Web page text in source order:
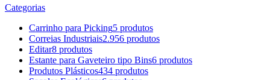
Categorias
Carrinho para Picking5 produtos
Correias Industriais2.956 produtos
Editar8 produtos
Estante para Gaveteiro tipo Bins6 produtos
Produtos Plásticos434 produtos